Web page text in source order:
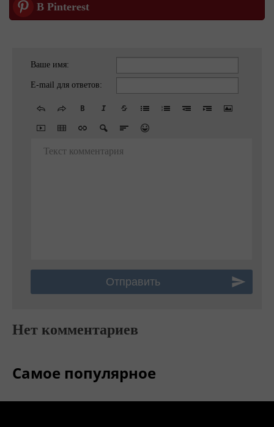
В Pinterest
Ваше имя:
E-mail для ответов:
Текст комментария
Нет комментариев
Самое популярное